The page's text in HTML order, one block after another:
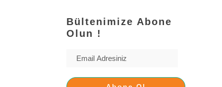
Bültenimize Abone
Olun !